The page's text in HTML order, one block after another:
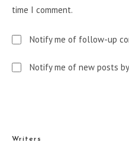
time I comment.
Notify me of follow-up
Notify me of new posts
Writers